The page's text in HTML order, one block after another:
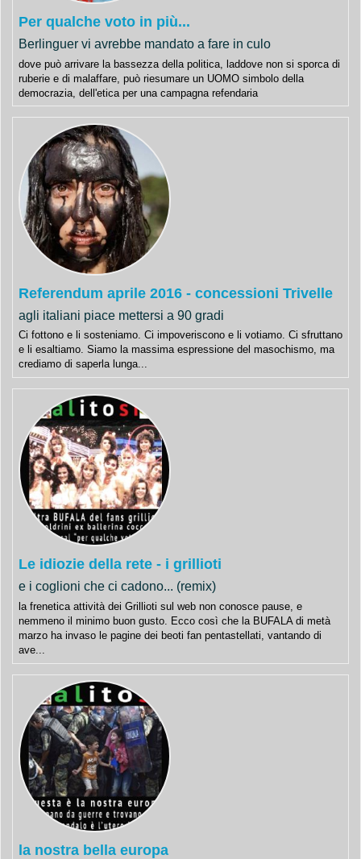
Per qualche voto in più...
Berlinguer vi avrebbe mandato a fare in culo
dove può arrivare la bassezza della politica, laddove non si sporca di
ruberie e di malaffare, può riesumare un UOMO simbolo della
democrazia, dell'etica per una campagna refendaria
Referendum aprile 2016 - concessioni Trivelle
agli italiani piace mettersi a 90 gradi
Ci fottono e li sosteniamo. Ci impoveriscono e li votiamo. Ci sfruttano
e li esaltiamo. Siamo la massima espressione del masochismo, ma
crediamo di saperla lunga...
Le idiozie della rete - i grillioti
e i coglioni che ci cadono... (remix)
la frenetica attività dei Grillioti sul web non conosce pause, e
nemmeno il minimo buon gusto. Ecco così che la BUFALA di metà
marzo ha invaso le pagine dei beoti fan pentastellati, vantando di
ave...
la nostra bella europa